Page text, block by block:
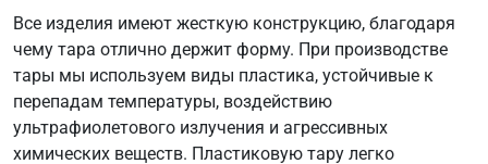
Все изделия имеют жесткую конструкцию, благодаря
чему тара отлично держит форму. При производстве
тары мы используем виды пластика, устойчивые к
перепадам температуры, воздействию
ультрафиолетового излучения и агрессивных
химических веществ. Пластиковую тару легко